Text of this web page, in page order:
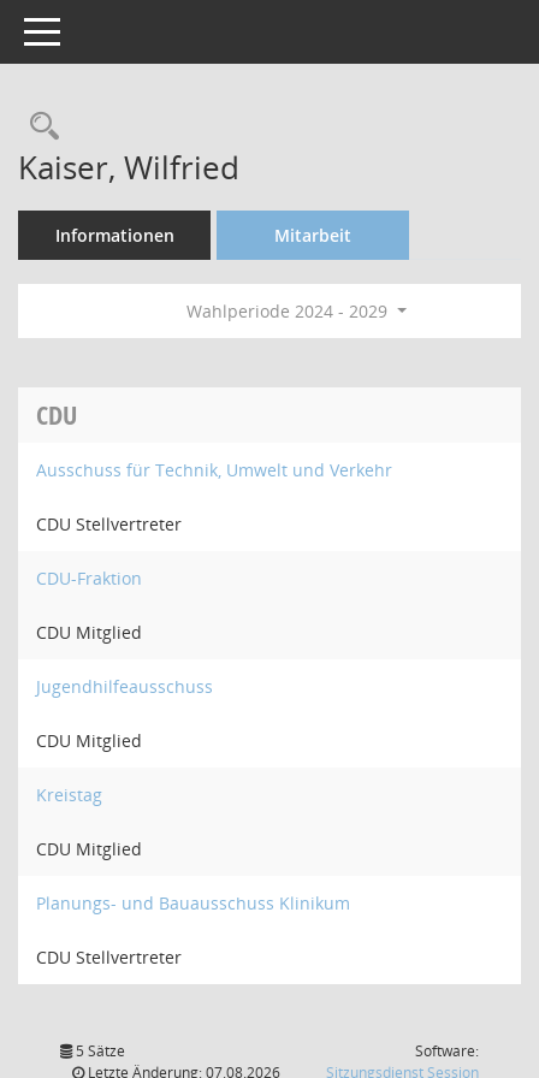
Toggle navigation
Rechercheauswahl
Kaiser, Wilfried
Informationen Mitarbeit
Wahlperiode 2024 - 2029
CDU
Ausschuss für Technik, Umwelt und Verkehr
CDU Stellvertreter
CDU-Fraktion
CDU Mitglied
Jugendhilfeausschuss
CDU Mitglied
Kreistag
CDU Mitglied
Planungs- und Bauausschuss Klinikum
CDU Stellvertreter
5 Sätze
Letzte Änderung: 07.08.2026
Software:
Sitzungsdienst Session(Wird in